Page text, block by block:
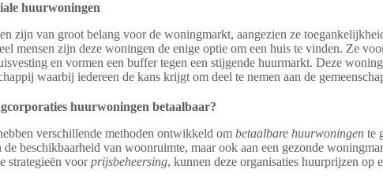
huurwoningen
zijn van groot belang voor de woningmarkt, aangezien ze
mensen zijn deze woningen de enige optie om een huis te vinden. Ze
en vormen een buffer tegen een stijgende huurmarkt. Deze
waarbij iedereen de kans krijgt om deel te nemen aan de
huurwoningen betaalbaar?
verschillende methoden ontwikkeld om betaalbare huurwoningen te
beschikbaarheid van woonruimte, maar ook aan een gezonde
strategieën voorprijsbeheersing, kunnen deze organisaties huurprijzen op